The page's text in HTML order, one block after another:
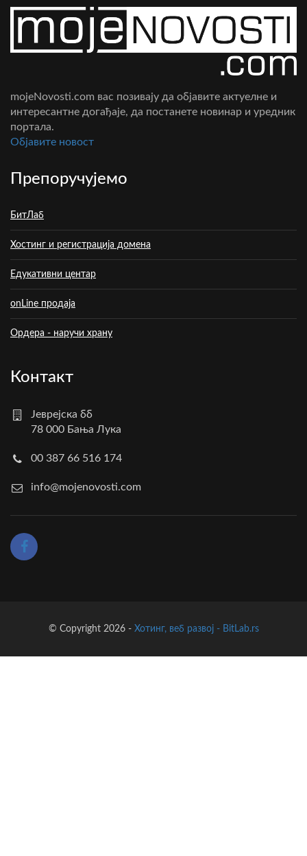
mojeNovosti.com вас позивају да објавите актуелне и
интересантне догађаје, да постанете новинар и уредник
портала.
Oбјавите новост
Препоручујемо
БитЛаб
Хостинг и регистрација домена
Едукативни центар
onLine продаја
Ордера - наручи храну
Контакт
Јеврејска бб
78 000 Бања Лука
00 387 66 516 174
info@mojenovosti.com
© Copyright 2026 - Хотинг, веб развој - BitLab.rs